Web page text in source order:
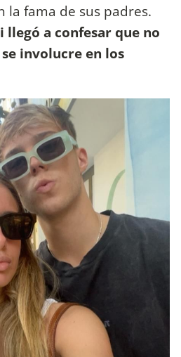
la fama de sus padres.
llegó a confesar que no
involucre en los